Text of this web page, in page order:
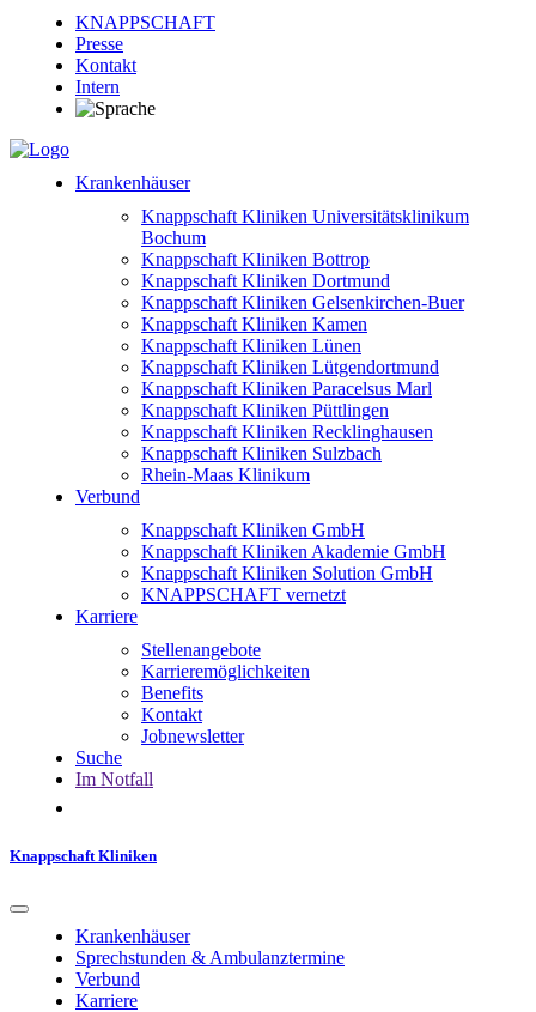
KNAPPSCHAFT
Presse
Kontakt
Intern
Krankenhäuser
Knappschaft Kliniken Universitätsklinikum
Bochum
Knappschaft Kliniken Bottrop
Knappschaft Kliniken Dortmund
Knappschaft Kliniken Gelsenkirchen-Buer
Knappschaft Kliniken Kamen
Knappschaft Kliniken Lünen
Knappschaft Kliniken Lütgendortmund
Knappschaft Kliniken Paracelsus Marl
Knappschaft Kliniken Püttlingen
Knappschaft Kliniken Recklinghausen
Knappschaft Kliniken Sulzbach
Rhein-Maas Klinikum
Verbund
Knappschaft Kliniken GmbH
Knappschaft Kliniken Akademie GmbH
Knappschaft Kliniken Solution GmbH
KNAPPSCHAFT vernetzt
Karriere
Stellenangebote
Karrieremöglichkeiten
Benefits
Kontakt
Jobnewsletter
Suche
Im Notfall
Knappschaft Kliniken
Krankenhäuser
Sprechstunden & Ambulanztermine
Verbund
Karriere